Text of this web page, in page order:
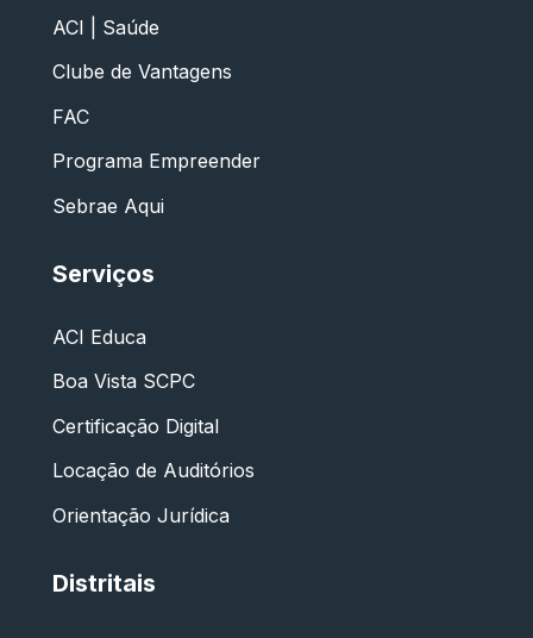
ACI | Saúde
Clube de Vantagens
FAC
Programa Empreender
Sebrae Aqui
Serviços
ACI Educa
Boa Vista SCPC
Certificação Digital
Locação de Auditórios
Orientação Jurídica
Distritais